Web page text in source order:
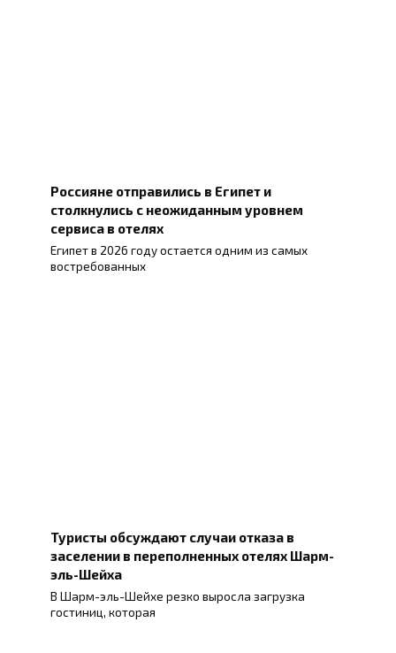
Россияне отправились в Египет и
столкнулись с неожиданным уровнем
сервиса в отелях
Египет в 2026 году остается одним из самых
востребованных
Туристы обсуждают случаи отказа в
заселении в переполненных отелях Шарм-
эль-Шейха
В Шарм-эль-Шейхе резко выросла загрузка
гостиниц, которая